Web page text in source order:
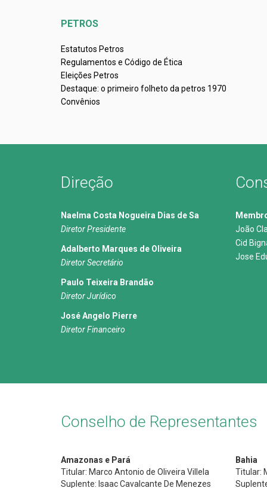
PETROS
Estatutos Petros
Regulamentos e Código de Ética
Eleições Petros
Destaque: o primeiro folheto da petros 1970
Convênios
Direção
Naelma Costa Nogueira Dias de Sa
Diretor Presidente
Adalberto Marques de Oliveira
Diretor Secretário
Paulo Teixeira Brandão
Diretor Jurídico
José Angelo Pierre
Diretor Financeiro
João
Cid
Jose
Conselho de Representantes
Amazonas e Pará
Titular: Marco Antonio de Oliveira Villela
Suplente: Isaac Cavalcante De Menezes
Bahia
Titular: